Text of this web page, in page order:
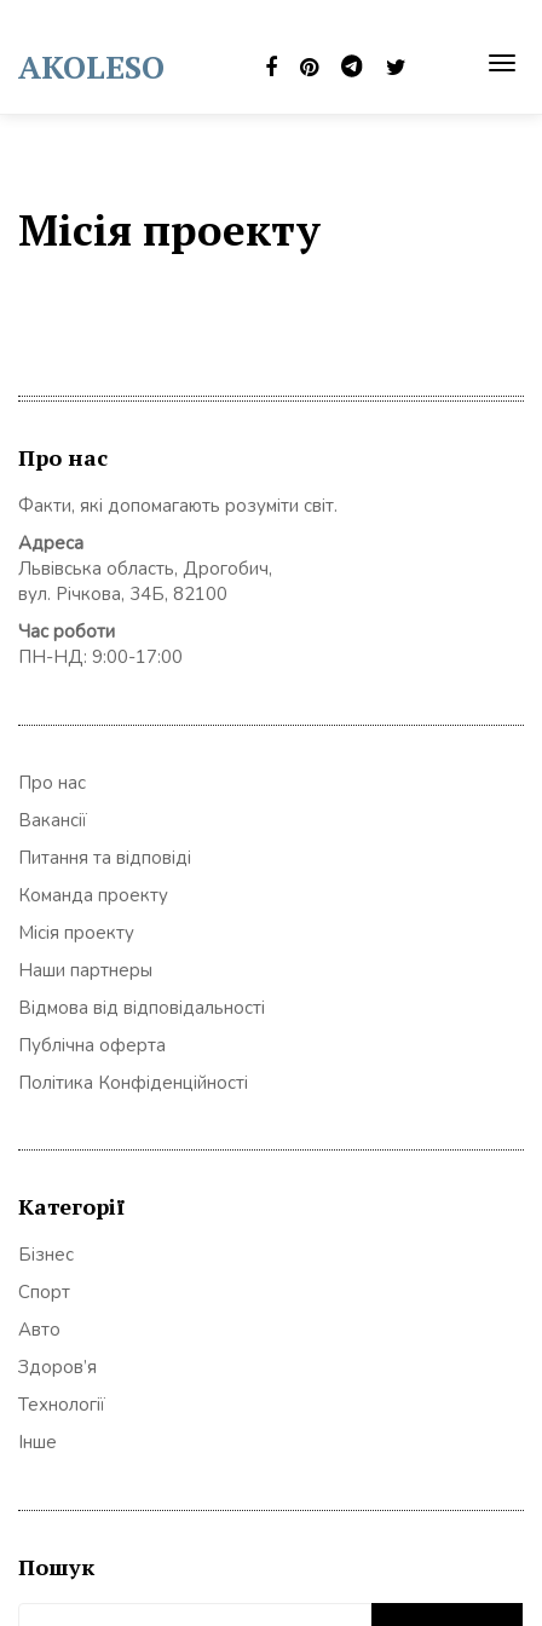
content
AKOLESO
Місія проекту
Про нас
Факти, які допомагають розуміти світ.
Адреса
Львівська область, Дрогобич,
вул. Річкова, 34Б, 82100
Час роботи
ПН-НД: 9:00-17:00
Про нас
Вакансії
Питання та відповіді
Команда проекту
Місія проекту
Наши партнеры
Відмова від відповідальності
Публічна оферта
Політика Конфіденційності
Категорії
Бізнес
Спорт
Авто
Здоров’я
Технології
Інше
Пошук